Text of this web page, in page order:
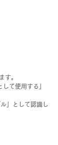
す。
して使用する」
」として認識し